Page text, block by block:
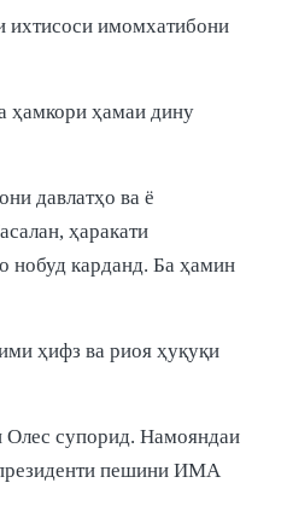
ихтисоси имомхатибони
ҳамкори ҳамаи дину
давлатҳо ва ё
ҳаракати
нобуд карданд. Ба ҳамин
ҳифз ва риоя ҳуқуқи
Олес супорид. Намояндаи
пешини ИМА